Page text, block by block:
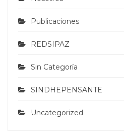
Publicaciones
REDSIPAZ
Sin Categoría
SINDHEPENSANTE
Uncategorized